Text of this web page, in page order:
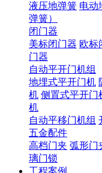
液压地弹簧 电动
弹簧）
闭门器
美标闭门器 欧标
门器
自动平开门机组
地埋式平开门机
机 侧置式平开门
机
自动平移门机组
五金配件
高档门夹 弧形门
璃门锁
工程案例